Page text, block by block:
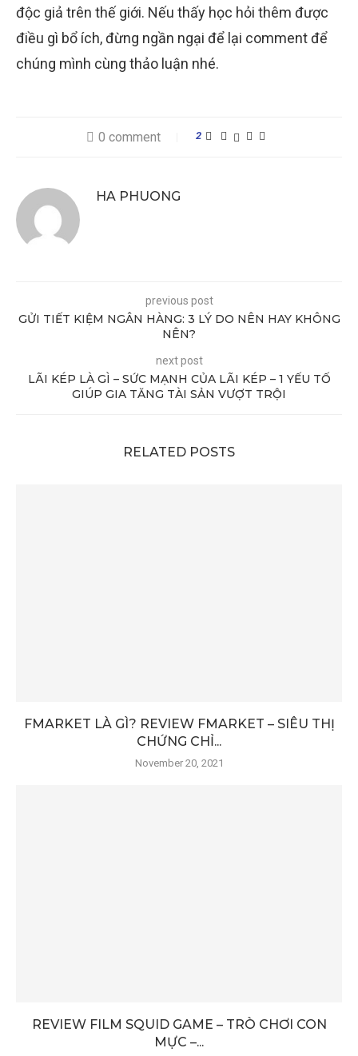
độc giả trên thế giới. Nếu thấy học hỏi thêm được
điều gì bổ ích, đừng ngần ngại để lại comment để
chúng mình cùng thảo luận nhé.
0 comment 2
HA PHUONG
previous post
GỬI TIẾT KIỆM NGÂN HÀNG: 3 LÝ DO NÊN HAY KHÔNG
NÊN?
next post
LÃI KÉP LÀ GÌ – SỨC MẠNH CỦA LÃI KÉP – 1 YẾU TỐ
GIÚP GIA TĂNG TÀI SẢN VƯỢT TRỘI
RELATED POSTS
FMARKET LÀ GÌ? REVIEW FMARKET – SIÊU THỊ
CHỨNG CHỈ...
November 20, 2021
REVIEW FILM SQUID GAME – TRÒ CHƠI CON
MỰC –...